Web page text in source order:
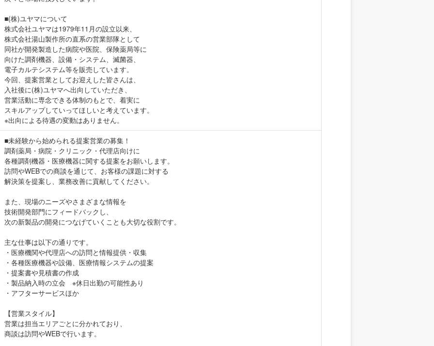
■(株)ユヤマについて
株式会社ユヤマは1979年11月の設立以来、
株式会社湯山製作所の直系の営業部隊として
同社が開発製造した病院や医院、保険薬局等に
向けた調剤機器、設備・システム、滅菌器、
電子カルテシステム等を販売しています。
今回、提案営業としてお迎えした皆さんは、
入社後に(株)ユヤマへ出向していただき、
営業活動に専念できる体制のもとで、着実に
スキルアップしていってほしいと考えています。
※出向による待遇の変動はありません。
■未経験から始められる提案営業の募集！
調剤薬局・病院・クリニック・代理店向けに
各種調剤機器・医療機器に関する提案をお願いします。
訪問やWEBでの商談を通じて、お客様の課題に対する
解決策を提案し、業務改善に貢献してください。
また、現場のニーズやさまざまな情報を
技術開発部門にフィードバックし、
次の新製品の開発につなげていくことも大切な役割です。
主な仕事は以下の通りです。
・医療機関や代理店への訪問と情報提供・収集
・各種医療機器や設備、医療情報システムの提案
・提案書や見積書の作成
・製品納入時の立会 ※休日出勤の可能性あり
・アフターサービスほか
【営業スタイル】
営業は担当エリアごとに分かれており、
商談は訪問やWEBで行います。